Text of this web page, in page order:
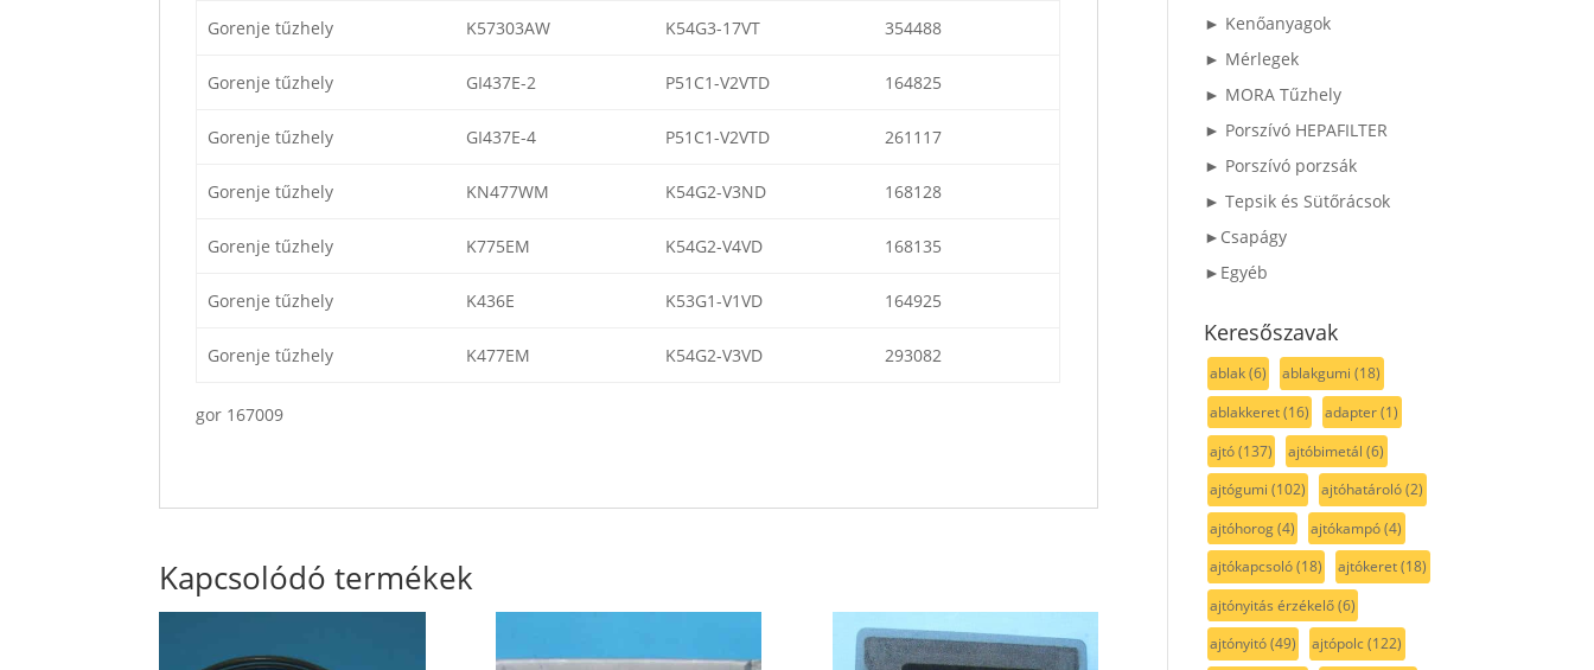
Gorenje tűzhely K57303AW K54G3-17VT 354488
Gorenje tűzhely GI437E-2 P51C1-V2VTD 164825
Gorenje tűzhely GI437E-4 P51C1-V2VTD 261117
Gorenje tűzhely KN477WM K54G2-V3ND 168128
Gorenje tűzhely K775EM K54G2-V4VD 168135
Gorenje tűzhely K436E K53G1-V1VD 164925
Gorenje tűzhely K477EM K54G2-V3VD 293082
gor 167009
Kapcsolódó termékek
► Kenőanyagok
► Mérlegek
► MORA Tűzhely
► Porszívó HEPAFILTER
► Porszívó porzsák
► Tepsik és Sütőrácsok
►Csapágy
►Egyéb
Keresőszavak
ablak(6) ablakgumi (18)
ablakkeret(16) adapter(1)
ajtó(137) ajtóbimetál (6)
ajtógumi (102) ajtóhatároló(2)
ajtóhorog(4) ajtókampó(4)
ajtókapcsoló(18) ajtókeret(18)
ajtónyitás érzékelő(6)
ajtónyitó(49) ajtópolc(122)